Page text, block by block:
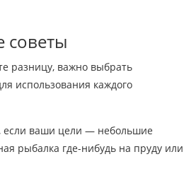
советы
разницу, важно выбрать
использования каждого
если ваши цели — небольшие
рыбалка где-нибудь на пруду или